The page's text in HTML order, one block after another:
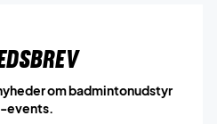
om badmintonudstyr
events.